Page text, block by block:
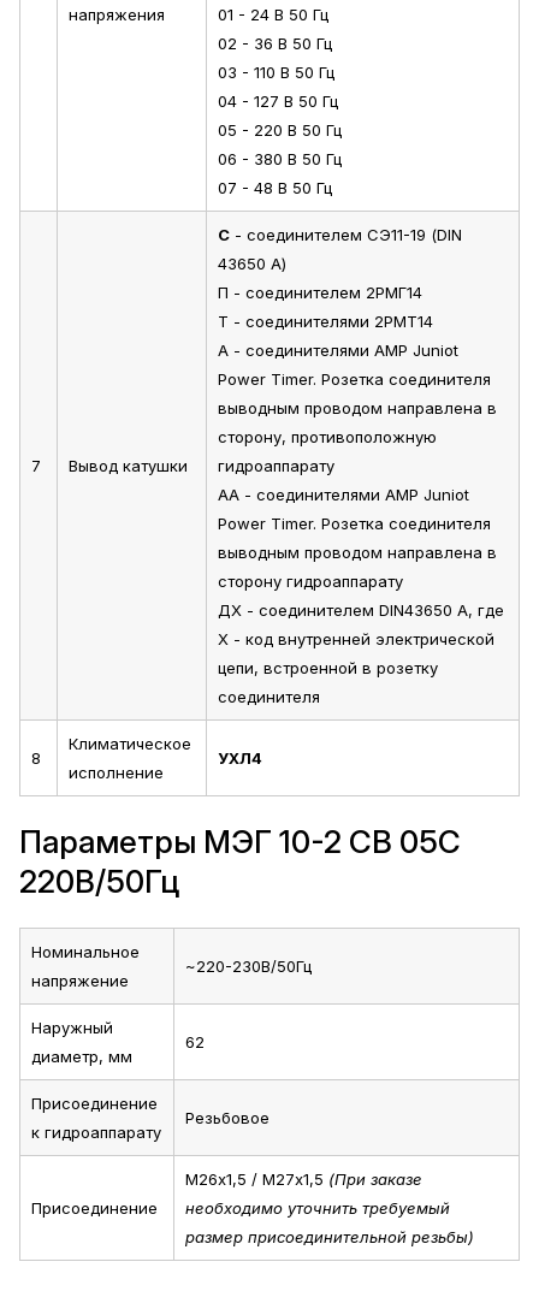
напряжения
01 - 24 В 50 Гц
02 - 36 В 50 Гц
03 - 110 В 50 Гц
04 - 127 В 50 Гц
05 - 220 В 50 Гц
06 - 380 В 50 Гц
07 - 48 В 50 Гц
7 Вывод катушки
С - соединителем СЭ11-19 (DIN
43650 A)
П - соединителем 2РМГ14
Т - соединителями 2РМТ14
А - соединителями AMP Juniot
Power Timer. Розетка соединителя
выводным проводом направлена в
сторону, противоположную
гидроаппарату
АА - соединителями AMP Juniot
Power Timer. Розетка соединителя
выводным проводом направлена в
сторону гидроаппарату
ДХ - соединителем DIN43650 А, где
Х - код внутренней электрической
цепи, встроенной в розетку
соединителя
8
Климатическое
исполнение
УХЛ4
Параметры МЭГ 10-2 СВ 05С
220В/50Гц
Номинальное
напряжение
~220-230В/50Гц
Наружный
диаметр, мм
62
Присоединение
к гидроаппарату
Резьбовое
Присоединение
М26х1,5 / М27х1,5 (При заказе
необходимо уточнить требуемый
размер присоединительной резьбы)